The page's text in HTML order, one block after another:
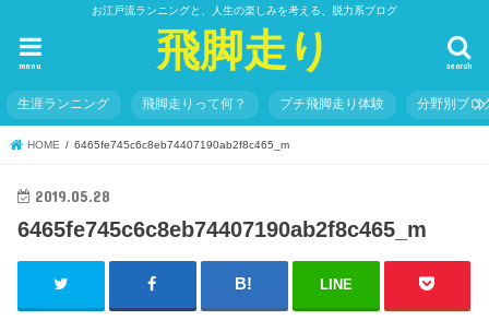
お江戸流ランニングと、人生の楽しみを考える、脱力系ブログ
飛脚走り search
menu
生涯ランニング 飛脚走りって何？ プチ飛脚走り体験 分野別ブロ
HOME 6465fe745c6c8eb74407190ab2f8c465_m
2019.05.28
6465fe745c6c8eb74407190ab2f8c465_m
LINE